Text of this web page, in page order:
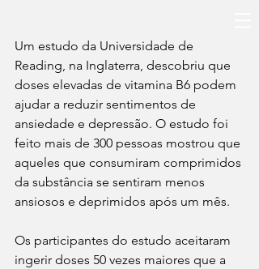
Um estudo da Universidade de
Reading, na Inglaterra, descobriu que
doses elevadas de vitamina B6 podem
ajudar a reduzir sentimentos de
ansiedade e depressão. O estudo foi
feito mais de 300 pessoas mostrou que
aqueles que consumiram comprimidos
da substância se sentiram menos
ansiosos e deprimidos após um mês.
Os participantes do estudo aceitaram
ingerir doses 50 vezes maiores que a